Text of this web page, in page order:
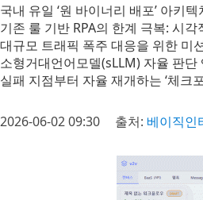
국내 유일 ‘원 바이너리 배포’ 아키
기존 룰 기반 RPA의 한계 극복: 시각
대규모 트래픽 폭주 대응을 위한 미
소형거대언어모델(sLLM) 자율 판
실패 지점부터 자율 재개하는 ‘체
2026-06-02 09:30 출처: 베이직인